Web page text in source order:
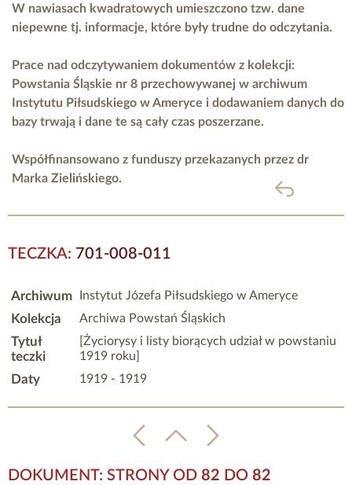
W nawiasach kwadratowych umieszczono tzw. dane
niepewne tj. informacje, które były trudne do odczytania.
Prace nad odczytywaniem dokumentów z kolekcji:
Powstania Śląskie nr 8 przechowywanej w archiwum
Instytutu Piłsudskiego w Ameryce i dodawaniem danych do
bazy trwają i dane te są cały czas poszerzane.
Współfinansowano z funduszy przekazanych przez dr
Marka Zielińskiego.
powrót
TECZKA: 701-008-011
Archiwum Instytut Józefa Piłsudskiego w Ameryce
Kolekcja Archiwa Powstań Śląskich
Tytuł
teczki
[Życiorysy i listy biorących udział w powstaniu
1919 roku]
Daty 1919 - 1919
DOKUMENT: STRONY OD 82 DO 82